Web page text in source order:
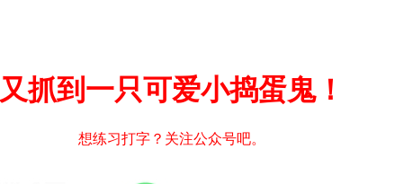
又抓到一只可爱小捣蛋鬼！
想练习打字？关注公众号吧。